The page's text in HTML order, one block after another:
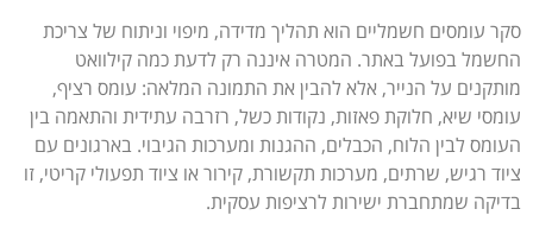
סקר עומסים חשמליים הוא תהליך מדידה, מיפוי וניתוח של צריכת
החשמל בפועל באתר. המטרה איננה רק לדעת כמה קילוואט
מותקנים על הנייר, אלא להבין את התמונה המלאה: עומס רציף,
עומסי שיא, חלוקת פאזות, נקודות כשל, רזרבה עתידית והתאמה בין
העומס לבין הלוח, הכבלים, ההגנות ומערכות הגיבוי. בארגונים עם
ציוד רגיש, שרתים, מערכות תקשורת, קירור או ציוד תפעולי קריטי, זו
בדיקה שמתחברת ישירות לרציפות עסקית.